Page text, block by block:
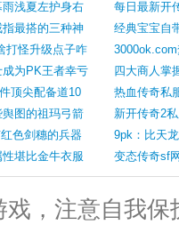
形式浅夏左护身右
最搭的三种神
打怪升级点子咋
为PK王者幸亏
顶尖配备道10
图的祖玛弓箭
色剑穗的兵器
堪比金牛衣服
只已然消逝
每日最新开
效果不如那
经典宝宝自
及心法引见
四大商人掌
玛莎拉蒂
热血传奇私
罗性价比要
新开传奇2
拉着走的近
9pk：比天
47开天
变态传奇sf
极品装备防
戏，注意自我